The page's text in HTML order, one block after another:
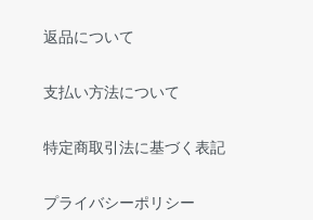
返品について
支払い方法について
特定商取引法に基づく表記
プライバシーポリシー